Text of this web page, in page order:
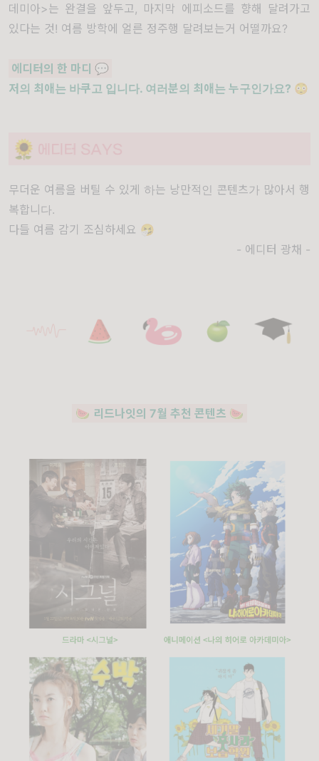
데미아>는 완결을 앞두고, 마지막 에피소드를 향해 달려가고
있다는 것! 여름 방학에 얼른 정주행 달려보는거 어떨까요?
에디터의 한 마디 💬
저의 최애는 바쿠고 입니다. 여러분의 최애는 누구인가요? 😳
무더운 여름을 버틸 수 있게 하는 낭만적인 콘텐츠가 많아서 행
복합니다.
다들 여름 감기 조심하세요 🤧
- 에디터 광채 -
🍉 리드나잇의 7월 추천 콘텐츠 🍉